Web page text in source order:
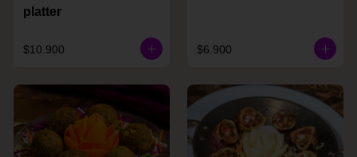
platter
$10.900 $6.900